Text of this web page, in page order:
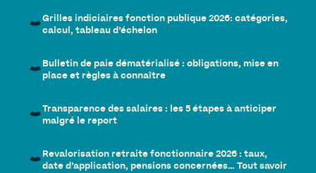
Grilles indiciaires fonction publique 2026: catégories,
calcul, tableau d’échelon
Bulletin de paie dématérialisé : obligations, mise en
place et règles à connaître
Transparence des salaires : les 5 étapes à anticiper
malgré le report
Revalorisation retraite fonctionnaire 2026 : taux,
date d’application, pensions concernées… Tout savoir